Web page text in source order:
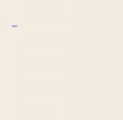
курс excel